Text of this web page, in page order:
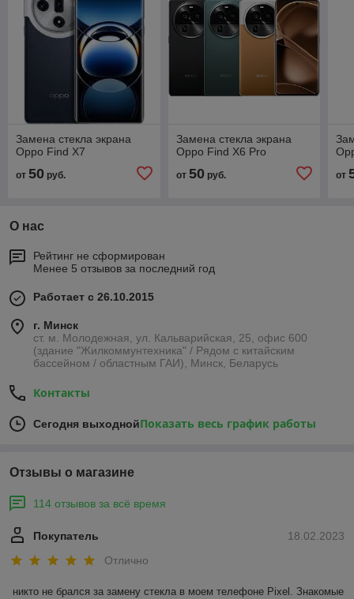
Замена стекла экрана
Oppo Find X7
от 50 руб.
Замена стекла экрана
Oppo Find X6 Pro
от 50руб. от
О нас
Рейтинг не сформирован
Менее 5 отзывов за последний год
Работает с 26.10.2015
г. Минск
ст. м. Молодежная, ул. Кальварийская, 25, офис 600
(здание "Жилкоммунтехника" / Рядом с китайским
бассейном / областным ГАИ), Минск, Беларусь
Контакты
Сегодня выходнойПоказать весь график работы
Отзывы о магазине
114 отзывов за всё время
18.02.2023
Покупатель
Отлично
никто не брался за замену стекла в моем телефоне Pixel. Знакомые